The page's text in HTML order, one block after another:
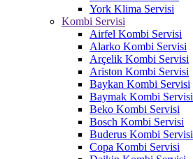
York Klima Servisi
Kombi Servisi
Airfel Kombi Servisi
Alarko Kombi Servisi
Arçelik Kombi Servisi
Ariston Kombi Servisi
Baykan Kombi Servisi
Baymak Kombi Servisi
Beko Kombi Servisi
Bosch Kombi Servisi
Buderus Kombi Servisi
Copa Kombi Servisi